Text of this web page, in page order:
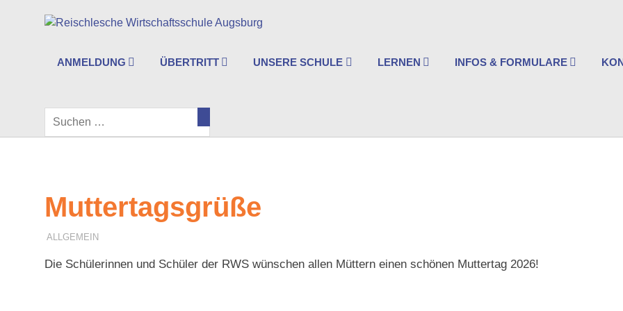
Wirtschaftsschule
ANMELDUNG ÜBERTRITT UNSERE SCHULE LERNEN INFOS & FORMULARE
Muttertagsgrüße
5. MAI 2026
F. SCHNEIDER
ALLGEMEIN
Die Schülerinnen und Schüler der RWS wünschen allen Müttern einen schönen Muttertag 2026!